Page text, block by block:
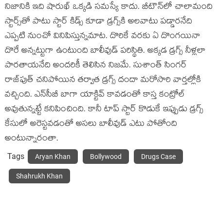
నిజానికి ఇది షారుఖ్ ఒక్కడి సమస్యే కాదు. బీటౌన్‌లో చాలామంది
స్టార్స్‌తో పాటు స్టార్ కిడ్స్‌ కూడా డ్రగ్స్‌కి అలవాటు పడ్డారనేది
ఎప్పటి నుంచో వినిపిస్తున్నమాట. దొరికే వరకు ఏ దొంగయినా
దొరే అన్నట్టుగా ఉంటుంది బాలీవుడ్ పరిస్థితి. అక్కడ డ్రగ్స్ నీళ్లలా
పారతాయనేది అందరికీ తెలిసిన నిజమే. సుశాంత్ సింగర్
రాజ్‌పుత్ చనిపోయిన తర్వాత డ్రగ్స్ దందా మరోసారి వార్తల్లోకి
వచ్చింది. ఎన్‌సీబీ బాగా యాక్టివ్ కావడంతో కాస్త కంట్రోల్
అవుతున్నట్టే కనిపించింది. కానీ టాప్ స్టార్‌‌ కొడుకే ఇప్పుడు డ్రగ్స్
కేసులో అరెస్టవడంతో అసలు బాలీవుడ్ ఎటు పోతోంది
అంటున్నారంతా.
Tags Aryan Khan Bollywood Drugs Case
Shahrukh Khan